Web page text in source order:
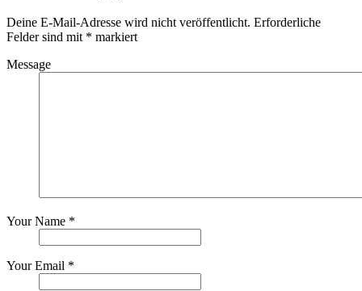
Deine E-Mail-Adresse wird nicht veröffentlicht. Erforderliche
Felder sind mit * markiert
Message
Your Name *
Your Email *